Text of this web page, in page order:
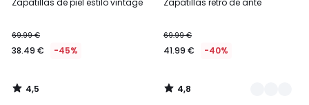
Zapatillas de piel estilo vintage
€
en
de
69.99
69.99 €
38.49 € -45%
4,5
/
Zapatillas retro de ante
69.99 €
41.99 € -40%
Colores
4,8
/